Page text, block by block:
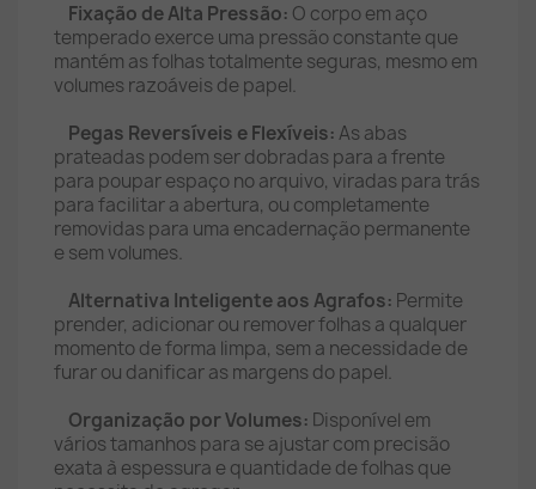
Fixação de Alta Pressão: O corpo em aço
temperado exerce uma pressão constante que
mantém as folhas totalmente seguras, mesmo em
volumes razoáveis de papel.
Pegas Reversíveis e Flexíveis:As abas
prateadas podem ser dobradas para a frente
para poupar espaço no arquivo, viradas para trás
para facilitar a abertura, ou completamente
removidas para uma encadernação permanente
e sem volumes.
Alternativa Inteligente aos Agrafos: Permite
prender, adicionar ou remover folhas a qualquer
momento de forma limpa, sem a necessidade de
furar ou danificar as margens do papel.
Organização por Volumes: Disponível em
vários tamanhos para se ajustar com precisão
exata à espessura e quantidade de folhas que